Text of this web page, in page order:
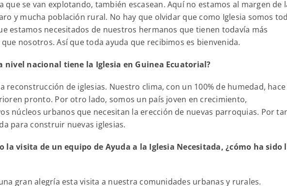
que se van explotando, también escasean. Aquí no estamos al margen de
y mucha población rural. No hay que olvidar que como Iglesia somos
estamos necesitados de nuestros hermanos que tienen todavía más
nosotros. Así que toda ayuda que recibimos es bienvenida.
nivel nacional tiene la Iglesia en Guinea Ecuatorial?
reconstrucción de iglesias. Nuestro clima, con un 100% de humedad,
pronto. Por otro lado, somos un país joven en crecimiento,
núcleos urbanos que necesitan la erección de nuevas parroquias. Por
para construir nuevas iglesias.
la visita de un equipo de Ayuda a la Iglesia Necesitada, ¿cómo ha sido
gran alegría esta visita a nuestra comunidades urbanas y rurales.